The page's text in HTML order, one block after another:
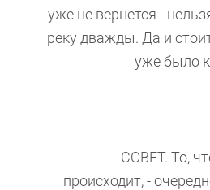
уже не вернется -
реку дважды. Да и
уже было
СОВЕТ. То, что
происходит, -